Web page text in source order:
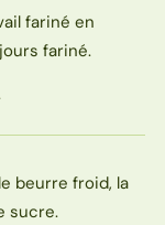
fariné en
fariné.
beurre froid, la
sucre.